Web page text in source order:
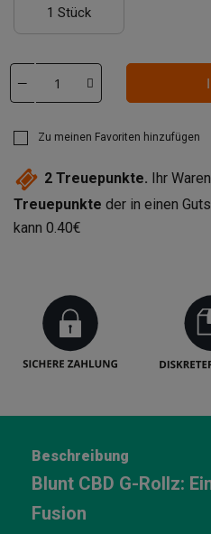
1 Stück
Zu meinen Favoriten hinzufügen
2 Treuepunkte. Ihr
Treuepunkte der in einen
kann 0.40€
Beschreibung
Blunt CBD G-Rollz:
Fusion